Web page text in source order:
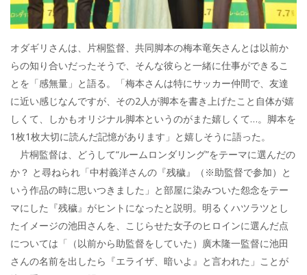
オダギリさんは、片桐監督、共同脚本の梅本竜矢さんとは以前か
らの知り合いだったそうで、そんな彼らと一緒に仕事ができるこ
とを「感無量」と語る。「梅本さんは特にサッカー仲間で、友達
に近い感じなんですが、その2人が脚本を書き上げたこと自体が嬉
しくて、しかもオリジナル脚本というのがまた嬉しくて…。脚本を
1枚1枚大切に読んだ記憶があります」と嬉しそうに語った。
片桐監督は、どうして“ルームロンダリング”をテーマに選んだの
か？ と尋ねられ「中村義洋さんの『残穢』（※助監督で参加）と
いう作品の時に思いつきました」と部屋に染みついた怨念をテー
マにした『残穢』がヒントになったと説明。明るくハツラツとし
たイメージの池田さんを、こじらせた女子のヒロインに選んだ点
については「（以前から助監督をしていた）廣木隆一監督に池田
さんの名前を出したら『エライザ、暗いよ』と言われた」ことが